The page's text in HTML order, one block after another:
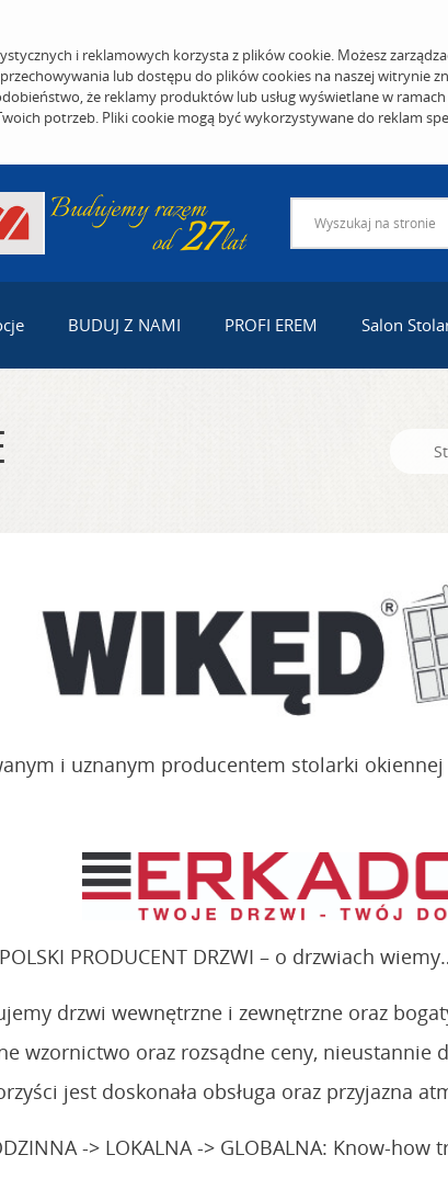
i reklamowych korzysta z plików cookie. Możesz
lub dostępu do plików cookies na naszej witrynie
że reklamy produktów lub usług wyświetlane w
potrzeb. Pliki cookie mogą być wykorzystywane do reklam
BUDUJ Z NAMI PROFI EREM Salon
i uznanym producentem stolarki
POLSKI PRODUCENT DRZWI – o drzwiach
drzwi wewnętrzne i zewnętrzne oraz
wzornictwo oraz rozsądne ceny, nieustannie
jest doskonała obsługa oraz przyjazna
-> LOKALNA -> GLOBALNA: Know-how